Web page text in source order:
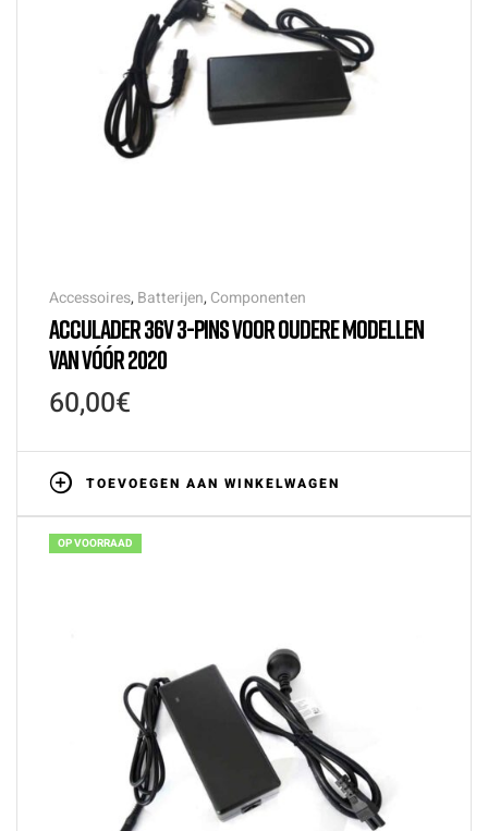
Accessoires, Batterijen, Componenten
ACCULADER 36V 3-PINS VOOR OUDERE MODELLEN
VAN VÓÓR 2020
60,00€
TOEVOEGEN AAN WINKELWAGEN
OP VOORRAAD